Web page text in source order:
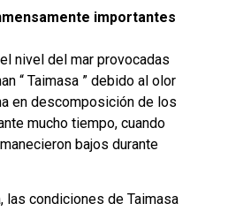
importantes
nivel del mar provocadas
“ Taimasa ” debido al olor
en descomposición de los
mucho tiempo, cuando
bajos durante
las condiciones de Taimasa